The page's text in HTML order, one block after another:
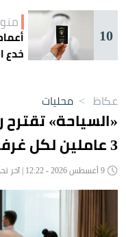
10
خدع
عكاظ > محليات
«السياحة»
3 عاملين لكل غرفة فندقية